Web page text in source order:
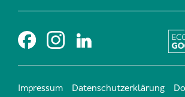
Impressum Datenschutzerklärung